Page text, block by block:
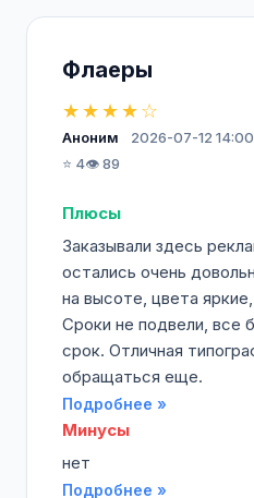
Флаеры
★★★★☆
Аноним
2026-07-12
⭐ 4👁️ 89
Плюсы
Заказывали здесь
остались очень
на высоте, цвета
Сроки не подвели, все
срок. Отличная
обращаться еще.
Подробнее »
Минусы
нет
Подробнее »